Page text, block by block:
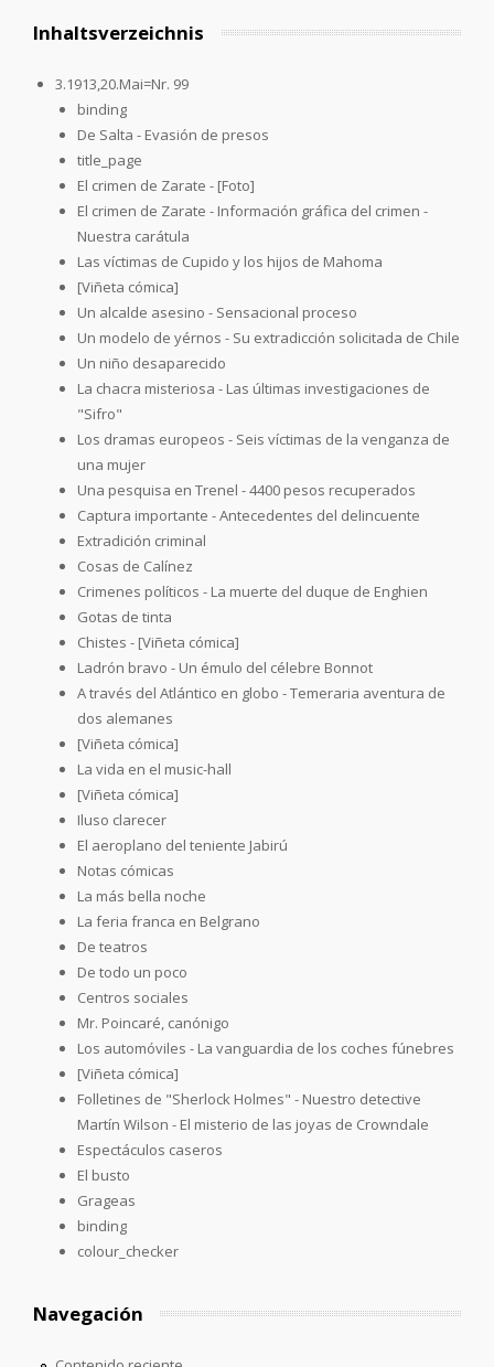
Inhaltsverzeichnis
3.1913,20.Mai=Nr. 99
binding
De Salta - Evasión de presos
title_page
El crimen de Zarate - [Foto]
El crimen de Zarate - Información gráfica del crimen -
Nuestra carátula
Las víctimas de Cupido y los hijos de Mahoma
[Viñeta cómica]
Un alcalde asesino - Sensacional proceso
Un modelo de yérnos - Su extradicción solicitada de Chile
Un niño desaparecido
La chacra misteriosa - Las últimas investigaciones de
"Sifro"
Los dramas europeos - Seis víctimas de la venganza de
una mujer
Una pesquisa en Trenel - 4400 pesos recuperados
Captura importante - Antecedentes del delincuente
Extradición criminal
Cosas de Calínez
Crimenes políticos - La muerte del duque de Enghien
Gotas de tinta
Chistes - [Viñeta cómica]
Ladrón bravo - Un émulo del célebre Bonnot
A través del Atlántico en globo - Temeraria aventura de
dos alemanes
[Viñeta cómica]
La vida en el music-hall
[Viñeta cómica]
Iluso clarecer
El aeroplano del teniente Jabirú
Notas cómicas
La más bella noche
La feria franca en Belgrano
De teatros
De todo un poco
Centros sociales
Mr. Poincaré, canónigo
Los automóviles - La vanguardia de los coches fúnebres
[Viñeta cómica]
Folletines de "Sherlock Holmes" - Nuestro detective
Martín Wilson - El misterio de las joyas de Crowndale
Espectáculos caseros
El busto
Grageas
binding
colour_checker
Navegación